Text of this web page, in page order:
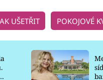
UŠETŘIT POKOJOVÉ